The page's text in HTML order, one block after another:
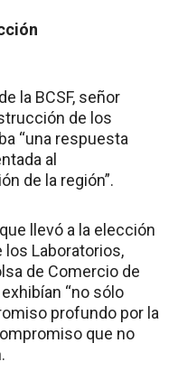
la BCSF, señor
de los
“una respuesta
al
de la región”.
llevó a la elección
Laboratorios,
de Comercio de
“no sólo
profundo por la
que no